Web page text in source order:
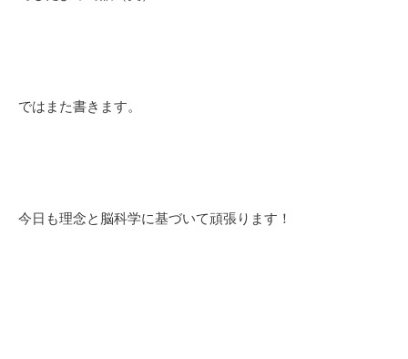
ではまた書きます。
今日も理念と脳科学に基づいて頑張ります！